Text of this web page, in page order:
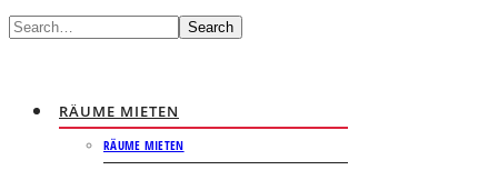
Search
RÄUME MIETEN
RÄUME MIETEN